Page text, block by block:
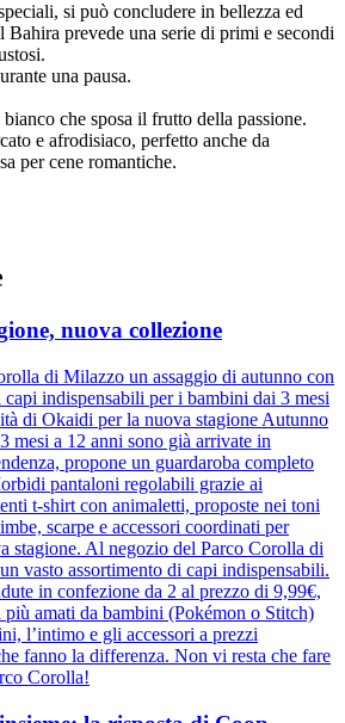
si può concludere in bellezza ed
Bahira prevede una serie di primi e secondi
una pausa.
che sposa il frutto della passione.
e afrodisiaco, perfetto anche da
per cene romantiche.
nuova collezione
di Milazzo un assaggio di autunno con
capi indispensabili per i bambini dai 3 mesi
di Okaidi per la nuova stagione Autunno
mesi a 12 anni sono già arrivate in
propone un guardaroba completo
pantaloni regolabili grazie ai
t-shirt con animaletti, proposte nei toni
scarpe e accessori coordinati per
stagione. Al negozio del Parco Corolla di
vasto assortimento di capi indispensabili.
in confezione da 2 al prezzo di 9,99€,
amati da bambini (Pokémon o Stitch)
l’intimo e gli accessori a prezzi
fanno la differenza. Non vi resta che fare
Corolla!